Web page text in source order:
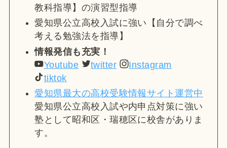
教科指導】の演習型指導
愛知県公立高校入試に強い【自分で調べ
考える勉強法を指導】
情報発信も充実！
Youtube
twitter
Instagram
tiktok
愛知県最大の高校受験情報サイト運営中
愛知県公立高校入試や内申点対策に強い
塾として昭和区・瑞穂区に校舎がありま
す。